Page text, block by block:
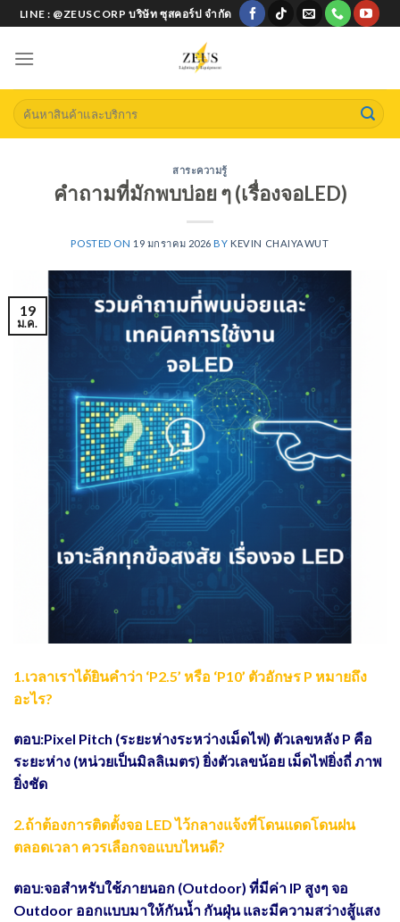
Skip
to
content
LINE : @ZEUSCORP บริษัท ซุสคอร์ป จำกัด
Search
for:
สาระความรู้
คำถามที่มักพบบ่อย ๆ (เรื่องจอLED)
POSTED ON 19 มกราคม 2026 BY KEVIN CHAIYAWUT
19
ม.ค.
1.เวลาเราได้ยินคำว่า ‘P2.5’ หรือ ‘P10’ ตัวอักษร P หมายถึง
อะไร?
ตอบ:Pixel Pitch (ระยะห่างระหว่างเม็ดไฟ) ตัวเลขหลัง P คือ
ระยะห่าง (หน่วยเป็นมิลลิเมตร) ยิ่งตัวเลขน้อย เม็ดไฟยิ่งถี่ ภาพ
ยิ่งชัด
2.ถ้าต้องการติดตั้งจอ LED ไว้กลางแจ้งที่โดนแดดโดนฝน
ตลอดเวลา ควรเลือกจอแบบไหนดี?
ตอบ:จอสำหรับใช้ภายนอก (Outdoor) ที่มีค่า IP สูงๆ จอ
Outdoor ออกแบบมาให้กันน้ำ กันฝุ่น และมีความสว่างสู้แสง